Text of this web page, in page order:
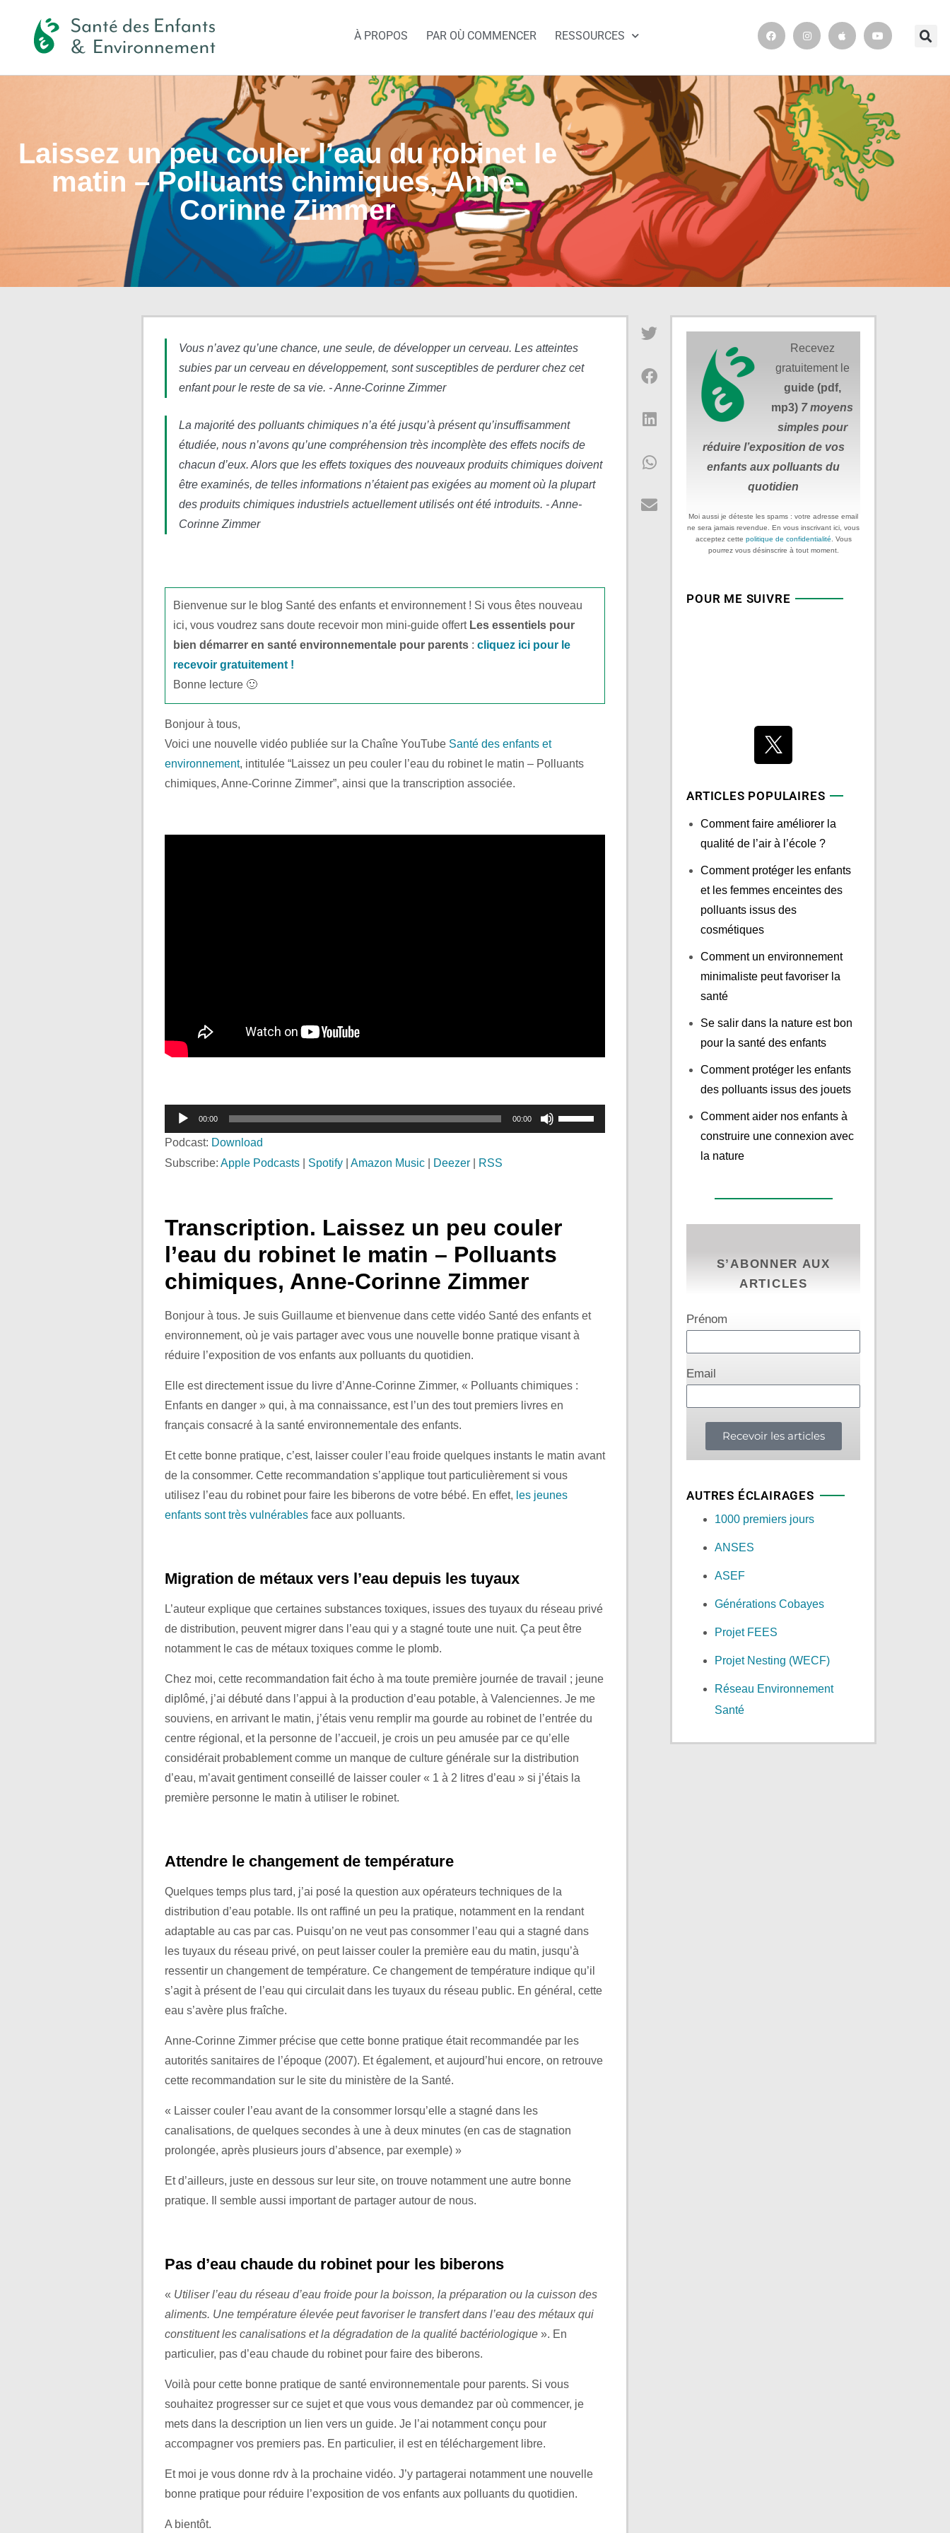
À PROPOS PAR OÙ COMMENCER RESSOURCES
Laissez un peu couler l’eau du robinet le
matin – Polluants chimiques, Anne-
Corinne Zimmer
Vous n’avez qu’une chance, une seule, de développer un cerveau. Les atteintes
subies par un cerveau en développement, sont susceptibles de perdurer chez cet
enfant pour le reste de sa vie. - Anne-Corinne Zimmer
La majorité des polluants chimiques n’a été jusqu’à présent qu’insuffisamment
étudiée, nous n’avons qu’une compréhension très incomplète des effets nocifs de
chacun d’eux. Alors que les effets toxiques des nouveaux produits chimiques doivent
être examinés, de telles informations n’étaient pas exigées au moment où la plupart
des produits chimiques industriels actuellement utilisés ont été introduits. - Anne-
Corinne Zimmer
Bienvenue sur le blog Santé des enfants et environnement ! Si vous êtes nouveau
ici, vous voudrez sans doute recevoir mon mini-guide offert Les essentiels pour
bien démarrer en santé environnementale pour parents :cliquez ici pour le
recevoir gratuitement !
Bonne lecture 🙂
Bonjour à tous,
Voici une nouvelle vidéo publiée sur la Chaîne YouTube Santé des enfants et
environnement, intitulée “Laissez un peu couler l’eau du robinet le matin – Polluants
chimiques, Anne-Corinne Zimmer”, ainsi que la transcription associée.
Lecteur
audio
00:00 00:00
Utilisez
les
ou
Podcast: Download
Subscribe: Apple Podcasts Spotify Amazon Music Deezer RSS
Transcription. Laissez un peu couler
l’eau du robinet le matin – Polluants
chimiques, Anne-Corinne Zimmer
Bonjour à tous. Je suis Guillaume et bienvenue dans cette vidéo Santé des enfants et
environnement, où je vais partager avec vous une nouvelle bonne pratique visant à
réduire l’exposition de vos enfants aux polluants du quotidien.
Elle est directement issue du livre d’Anne-Corinne Zimmer, « Polluants chimiques :
Enfants en danger » qui, à ma connaissance, est l’un des tout premiers livres en
français consacré à la santé environnementale des enfants.
Et cette bonne pratique, c’est, laisser couler l’eau froide quelques instants le matin avant
de la consommer. Cette recommandation s’applique tout particulièrement si vous
utilisez l’eau du robinet pour faire les biberons de votre bébé. En effet, les jeunes
enfants sont très vulnérables face aux polluants.
Migration de métaux vers l’eau depuis les tuyaux
L’auteur explique que certaines substances toxiques, issues des tuyaux du réseau privé
de distribution, peuvent migrer dans l’eau qui y a stagné toute une nuit. Ça peut être
notamment le cas de métaux toxiques comme le plomb.
Chez moi, cette recommandation fait écho à ma toute première journée de travail ; jeune
diplômé, j’ai débuté dans l’appui à la production d’eau potable, à Valenciennes. Je me
souviens, en arrivant le matin, j’étais venu remplir ma gourde au robinet de l’entrée du
centre régional, et la personne de l’accueil, je crois un peu amusée par ce qu’elle
considérait probablement comme un manque de culture générale sur la distribution
d’eau, m’avait gentiment conseillé de laisser couler « 1 à 2 litres d’eau » si j’étais la
première personne le matin à utiliser le robinet.
Attendre le changement de température
Quelques temps plus tard, j’ai posé la question aux opérateurs techniques de la
distribution d’eau potable. Ils ont raffiné un peu la pratique, notamment en la rendant
adaptable au cas par cas. Puisqu’on ne veut pas consommer l’eau qui a stagné dans
les tuyaux du réseau privé, on peut laisser couler la première eau du matin, jusqu’à
ressentir un changement de température. Ce changement de température indique qu’il
s’agit à présent de l’eau qui circulait dans les tuyaux du réseau public. En général, cette
eau s’avère plus fraîche.
Anne-Corinne Zimmer précise que cette bonne pratique était recommandée par les
autorités sanitaires de l’époque (2007). Et également, et aujourd’hui encore, on retrouve
cette recommandation sur le site du ministère de la Santé.
« Laisser couler l’eau avant de la consommer lorsqu’elle a stagné dans les
canalisations, de quelques secondes à une à deux minutes (en cas de stagnation
prolongée, après plusieurs jours d’absence, par exemple) »
Et d’ailleurs, juste en dessous sur leur site, on trouve notamment une autre bonne
pratique. Il semble aussi important de partager autour de nous.
Pas d’eau chaude du robinet pour les biberons
« Utiliser l’eau du réseau d’eau froide pour la boisson, la préparation ou la cuisson des
aliments. Une température élevée peut favoriser le transfert dans l’eau des métaux qui
constituent les canalisations et la dégradation de la qualité bactériologique ». En
particulier, pas d’eau chaude du robinet pour faire des biberons.
Voilà pour cette bonne pratique de santé environnementale pour parents. Si vous
souhaitez progresser sur ce sujet et que vous vous demandez par où commencer, je
mets dans la description un lien vers un guide. Je l’ai notamment conçu pour
accompagner vos premiers pas. En particulier, il est en téléchargement libre.
Et moi je vous donne rdv à la prochaine vidéo. J’y partagerai notamment une nouvelle
bonne pratique pour réduire l’exposition de vos enfants aux polluants du quotidien.
A bientôt.
Recevez
gratuitement le
guide (pdf,
mp3) 7 moyens
simples pour
réduire l’exposition de vos
enfants aux polluants du
quotidien
Moi aussi je déteste les spams : votre adresse email
ne sera jamais revendue. En vous inscrivant ici, vous
acceptez cette politique de confidentialité . Vous
pourrez vous désinscrire à tout moment.
POUR ME SUIVRE
ARTICLES POPULAIRES
Comment faire améliorer la
qualité de l’air à l’école ?
Comment protéger les enfants
et les femmes enceintes des
polluants issus des
cosmétiques
Comment un environnement
minimaliste peut favoriser la
santé
Se salir dans la nature est bon
pour la santé des enfants
Comment protéger les enfants
des polluants issus des jouets
Comment aider nos enfants à
construire une connexion avec
la nature
S’ABONNER AUX
ARTICLES
Prénom
Email
Recevoir les articles
AUTRES ÉCLAIRAGES
1000 premiers jours
ANSES
ASEF
Générations Cobayes
Projet FEES
Projet Nesting (WECF)
Réseau Environnement
Santé